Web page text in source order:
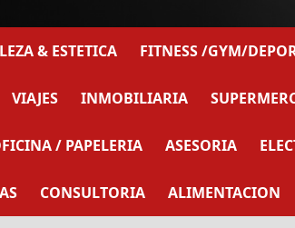
& ESTETICA FITNESS /GYM/
VIAJES INMOBILIARIA
/ PAPELERIA ASESORIA
CONSULTORIA ALIMENTACION